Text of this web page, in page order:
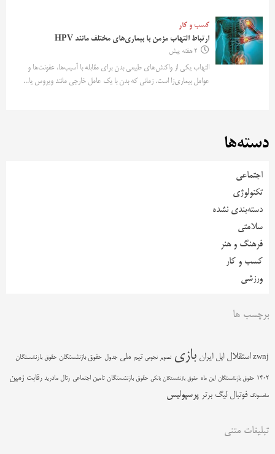
کسب و کار
ارتباط التهاب مزمن با بیماری‌های مختلف مانند HPV
2 هفته پیش
التهاب یکی از واکنش‌های طبیعی بدن برای مقابله با آسیب‌ها، عفونت‌ها و
عوامل بیماری‌زا است. زمانی که بدن با یک عامل خارجی مانند ویروس یا...
دسته‌ها
اجتماعی
تکنولوژی
دسته‌بندی نشده
سلامتی
فرهنگ و هنر
کسب و کار
ورزشی
برچسب ها
zwnj استقلال اپل ایران بازی تصویر نجومی تیم ملی جدول حقوق بازنشستگان حقوق بازنشستگان
1402 حقوق بازنشستگان این ماه حقوق بازنشستگان بانکی حقوق بازنشستگان تامین اجتماعی رئال مادرید رقابت زمین
سامسونگ فوتبال لیگ برتر پرسپولیس
تبلیغات متنی